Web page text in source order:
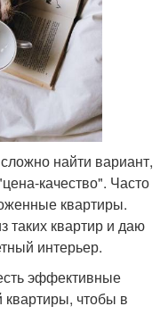
найти вариант,
качество". Часто
квартиры.
таких квартир и даю
интерьер.
эффективные
чтобы в